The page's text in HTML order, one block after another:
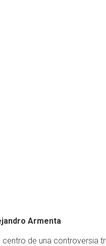
Armenta
de una controversia